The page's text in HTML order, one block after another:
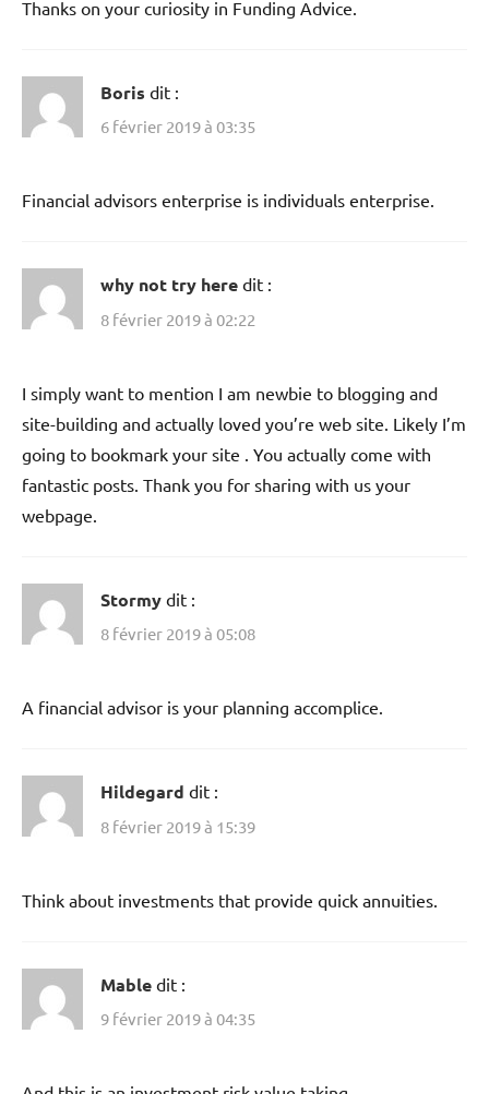
Thanks on your curiosity in Funding Advice.
Boris dit :
6 février 2019 à 03:35
Financial advisors enterprise is individuals enterprise.
why not try here dit :
8 février 2019 à 02:22
I simply want to mention I am newbie to blogging and
site-building and actually loved you’re web site. Likely I’m
going to bookmark your site . You actually come with
fantastic posts. Thank you for sharing with us your
webpage.
Stormy dit :
8 février 2019 à 05:08
A financial advisor is your planning accomplice.
Hildegard dit :
8 février 2019 à 15:39
Think about investments that provide quick annuities.
Mable dit :
9 février 2019 à 04:35